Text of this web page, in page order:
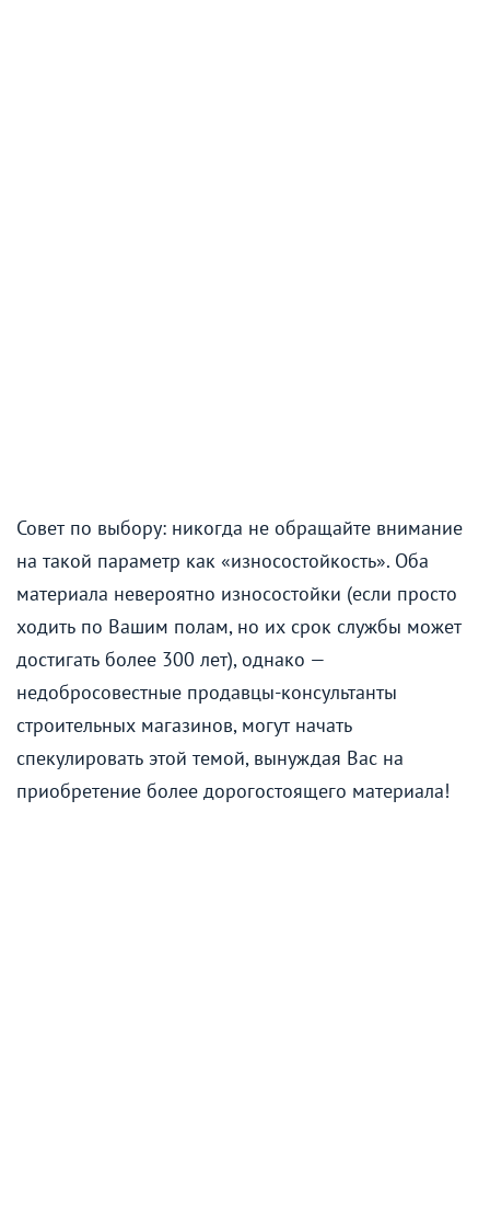
Совет по выбору: никогда не обращайте внимание
на такой параметр как «износостойкость». Оба
материала невероятно износостойки (если просто
ходить по Вашим полам, но их срок службы может
достигать более 300 лет), однако —
недобросовестные продавцы-консультанты
строительных магазинов, могут начать
спекулировать этой темой, вынуждая Вас на
приобретение более дорогостоящего материала!